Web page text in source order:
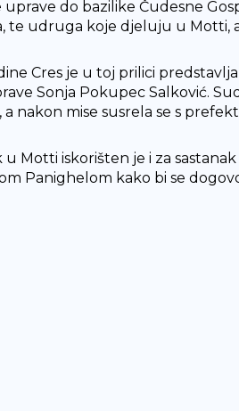
uprave do bazilike Čudesne
te udruga koje djeluju u Motti,
Cres je u toj prilici
Sonja Pokupec Salković.
a nakon mise susrela se s
u Motti iskorišten je i za
Panighelom kako bi se